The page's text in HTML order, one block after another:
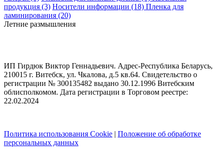
продукция (3) Носители информации (18) Пленка для
ламинирования (20)
Летние размышления
ИП Гирдюк Виктор Геннадьевич. Адрес-Республика Беларусь,
210015 г. Витебск, ул. Чкалова, д.5 кв.64. Свидетельство о
регистрации № 300135482 выдано 30.12.1996 Витебским
облисполкомом. Дата регистрации в Торговом реестре:
22.02.2024
Политика использования Cookie | Положение об обработке
персональных данных